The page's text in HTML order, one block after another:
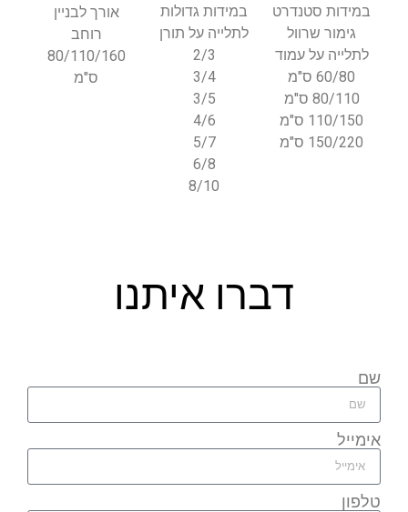
במידות סטנדרט
גימור שרװל
לתלײה על עמוד
60/80 ס"מ
80/110 ס"מ
110/150 ס"מ
150/220 ס"מ
במידות גדולות
לתלײה על תורן
2/3
3/4
3/5
4/6
5/7
6/8
8/10
אורך לבניין
רוחב
80/110/160
ס"מ
דברו איתנו
שם
אימייל
טלפון